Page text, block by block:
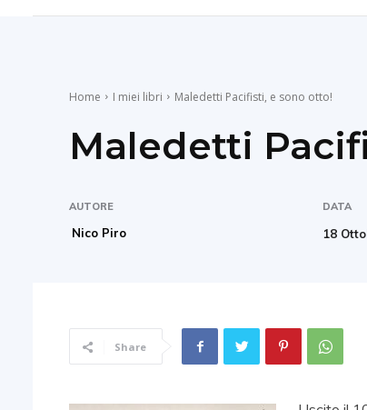
Home I miei libri Maledetti Pacifisti, e sono otto!
Maledetti
AUTORE
Nico Piro
DATA
18
Share